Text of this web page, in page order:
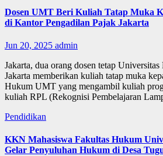
Dosen UMT Beri Kuliah Tatap Muka
di Kantor Pengadilan Pajak Jakarta
Jun 20, 2025 admin
Jakarta, dua orang dosen tetap
Jakarta memberikan kuliah tatap muka
Hukum UMT yang mengambil kuliah
kuliah RPL (Rekognisi Pembelajaran
Pendidikan
KKN Mahasiswa Fakultas Hukum
Gelar Penyuluhan Hukum di Desa